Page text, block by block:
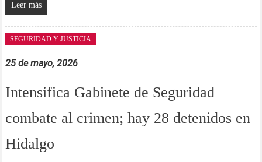
Leer más
SEGURIDAD Y JUSTICIA
25 de mayo, 2026
Intensifica Gabinete de Seguridad
combate al crimen; hay 28 detenidos en
Hidalgo